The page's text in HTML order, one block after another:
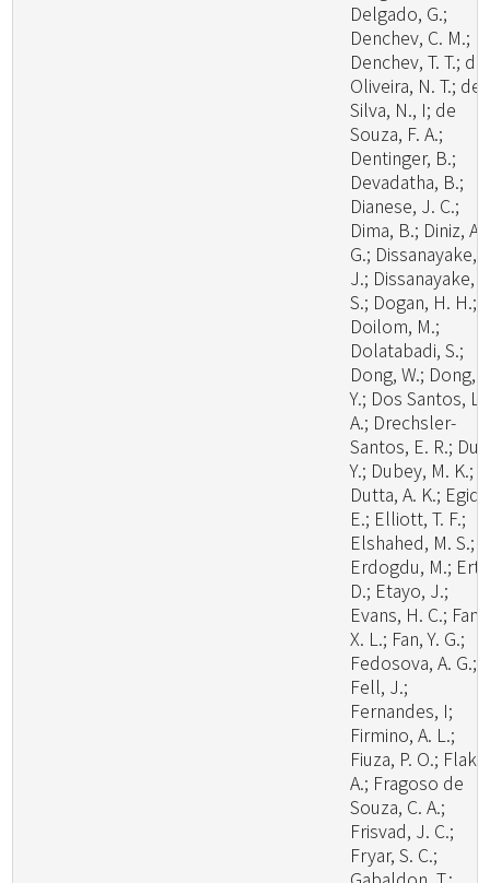
Delgado, G.;
Denchev, C. M.;
Denchev, T. T.; de
Oliveira, N. T.; de
Silva, N., I; de
Souza, F. A.;
Dentinger, B.;
Devadatha, B.;
Dianese, J. C.;
Dima, B.; Diniz, A.
G.; Dissanayake,
J.; Dissanayake,
S.; Dogan, H. H.;
Doilom, M.;
Dolatabadi, S.;
Dong, W.; Dong,
Y.; Dos Santos, L.
A.; Drechsler-
Santos, E. R.; Du,
Y.; Dubey, M. K.;
Dutta, A. K.; Egidi,
E.; Elliott, T. F.;
Elshahed, M. S.;
Erdogdu, M.;
D.; Etayo, J.;
Evans, H. C.; Fan,
X. L.; Fan, Y. G.;
Fedosova, A. G.;
Fell, J.;
Fernandes, I;
Firmino, A. L.;
Fiuza, P. O.;
A.; Fragoso de
Souza, C. A.;
Frisvad, J. C.;
Fryar, S. C.;